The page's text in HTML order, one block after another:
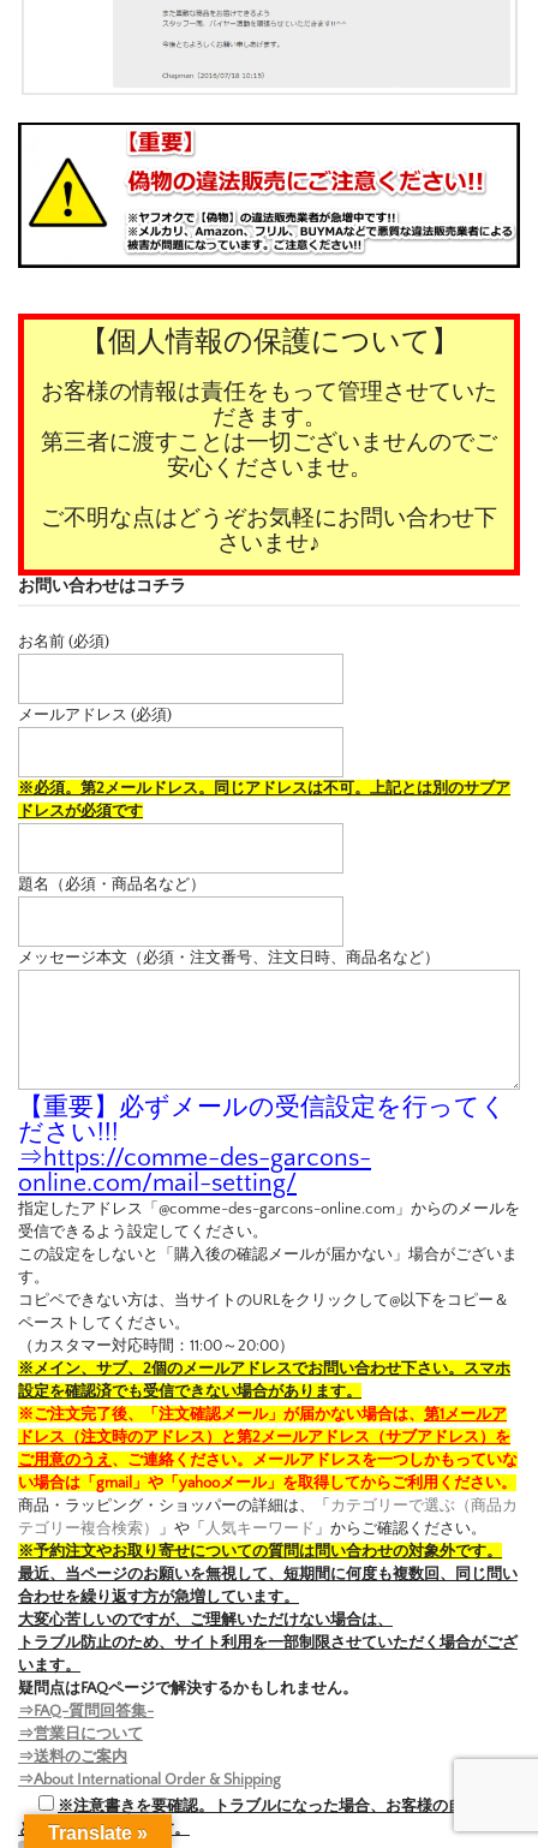
【個人情報の保護について】
お客様の情報は責任をもって管理させていた
だきます。
第三者に渡すことは一切ございませんのでご
安心くださいませ。
ご不明な点はどうぞお気軽にお問い合わせ下
さいませ♪
お問い合わせはコチラ
お名前 (必須)
メールアドレス (必須)
※必須。第2メールドレス。同じアドレスは不可。上記とは別のサブア
ドレスが必須です
題名（必須・商品名など）
メッセージ本文（必須・注文番号、注文日時、商品名など）
【重要】必ずメールの受信設定を行ってく
ださい!!!
⇒ https://comme-des-garcons-
online.com/mail-setting/
指定したアドレス「@comme-des-garcons-online.com」からのメールを
受信できるよう設定してください。
この設定をしないと「購入後の確認メールが届かない」場合がございま
す。
コピペできない方は、当サイトのURLをクリックして@以下をコピー＆
ペーストしてください。
（カスタマー対応時間：11:00～20:00）
※メイン、サブ、2個のメールアドレスでお問い合わせ下さい。スマホ
設定を確認済でも受信できない場合があります。
※ご注文完了後、「注文確認メール」が届かない場合は、 第1メールア
ドレス（注文時のアドレス）と第2メールアドレス（サブアドレス）を
ご用意のうえ 、ご連絡ください。メールアドレスを一つしかもっていな
い場合は「gmail」や「yahooメール」を取得してからご利用ください。
商品・ラッピング・ショッパーの詳細は、「 カテゴリーで選ぶ（商品カ
テゴリー複合検索）
」や「 人気キーワード 」からご確認ください。
※予約注文やお取り寄せについての質問は問い合わせの対象外です。
最近、当ページのお願いを無視して、短期間に何度も複数回、同じ問い
合わせを繰り返す方が急増しています。
大変心苦しいのですが、ご理解いただけない場合は、
トラブル防止のため、サイト利用を一部制限させていただく場合がござ
います。
疑問点はFAQページで解決するかもしれません。
⇒FAQ-質問回答集-
⇒営業日について
⇒送料のご案内
⇒About International Order & Shipping
※注意書きを要確認。トラブルになった場合、お客様の自己責任
とさせていただきます。
Translate »